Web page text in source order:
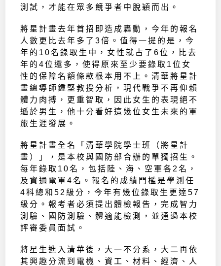
測試，才能在眾多競爭者中脫穎而出。
將星計畫去年首招即造成轟動，今年的報名
人數更比去年多了3倍。值得一提的是，今
年的10名錄取生中，女性就占了6位，比去
年的4位還多，使得原來至少要錄取1位女
性的保障名額條款根本用不上。清華將星計
畫總導師鍾堅教授分析，現代戰爭不再仰賴
體力肉搏，更重智取，因此女生的表現絕不
遜於男生，他十分看好這幾位女生未來的軍
旅生涯發展。
將星計畫全名「清華學院學士班（將星計
畫）」，是本校與國防部合辦的單獨招生。
每年錄取10名，包括陸、海、空軍各2名，
及資通電軍4名。報名的成績門檻是學測任
4科總和52級分，今年有幾位錄取生更達57
級分。報考者必須提出體檢報告，完成智力
測驗、國防測驗、體適能檢測，並通過本校
評審委員面試。
將星生進入清華後，大一不分系，大二再依
其興趣分流到電機、資工、材料、經濟、人